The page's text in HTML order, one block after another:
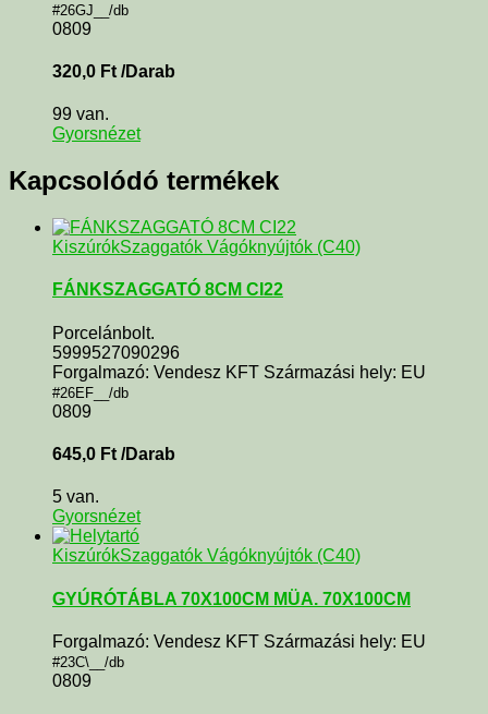
#26GJ__/db
0809
320,0 Ft /Darab
99 van.
Gyorsnézet
Kapcsolódó termékek
KiszúrókSzaggatók Vágóknyújtók (C40)
FÁNKSZAGGATÓ 8CM CI22
Porcelánbolt.
5999527090296
Forgalmazó: Vendesz KFT Származási hely: EU
#26EF__/db
0809
645,0 Ft /Darab
5 van.
Gyorsnézet
KiszúrókSzaggatók Vágóknyújtók (C40)
GYÚRÓTÁBLA 70X100CM MÜA. 70X100CM
Forgalmazó: Vendesz KFT Származási hely: EU
#23C\__/db
0809